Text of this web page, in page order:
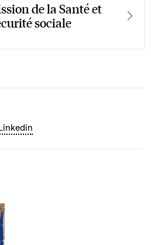
de la Santé et
sociale